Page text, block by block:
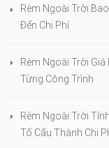
Rèm Ngoài Trời
Đến Chi Phí
Rèm Ngoài Trời
Từng Công Trình
Rèm Ngoài Trời
Tố Cấu Thành Chi